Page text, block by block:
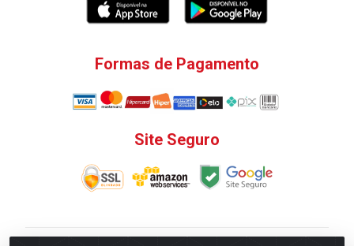
Formas de Pagamento
Site Seguro